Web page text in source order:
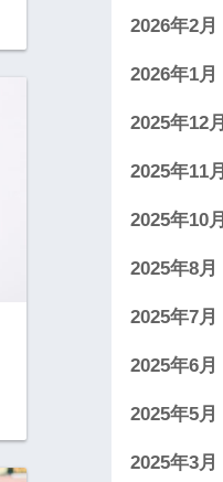
2026年2月
2026年1月
2025年12月
2025年11月
2025年10月
2025年8月
2025年7月
2025年6月
2025年5月
2025年3月